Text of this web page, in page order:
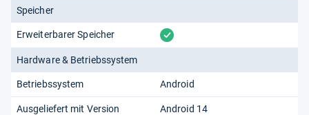
Speicher
Erweiterbarer Speicher vorhanden
Hardware & Betriebssystem
Betriebssystem Android
Ausgeliefert mit Version Android 14